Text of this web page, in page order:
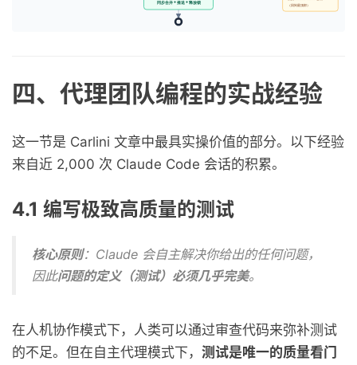
四、代理团队编程的实战经验
这一节是 Carlini 文章中最具实操价值的部分。以下经验
来自近 2,000 次 Claude Code 会话的积累。
4.1 编写极致高质量的测试
核心原则：Claude 会自主解决你给出的任何问题，
因此问题的定义（测试）必须几乎完美。
在人机协作模式下，人类可以通过审查代码来弥补测试
的不足。但在自主代理模式下， 测试是唯一的质量看门